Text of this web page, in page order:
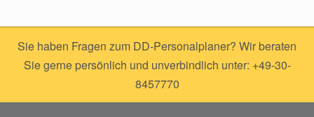
Sie haben Fragen zum DD-Personalplaner? Wir beraten
Sie gerne persönlich und unverbindlich unter: +49-30-
8457770